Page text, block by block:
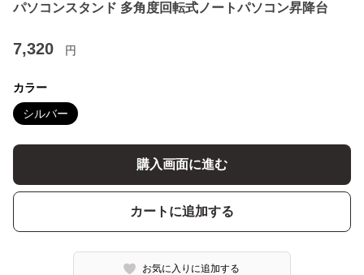
パソコンスタンド 多角度回転式ノートパソコン昇降台
7,320 円
カラー
シルバー
購入画面に進む
カートに追加する
お気に入りに追加する